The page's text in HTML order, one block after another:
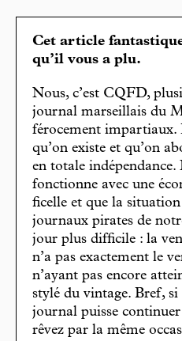
Cet article
qu’il vous a plu.
Nous, c’est CQFD,
journal marseillais du
férocement impartiaux.
qu’on existe et qu’on
en totale indépendance.
fonctionne avec une
ficelle et que la
journaux pirates de
jour plus difficile : la
n’a pas exactement le
n’ayant pas encore
stylé du vintage. Bref, si
journal puisse
rêvez par la même